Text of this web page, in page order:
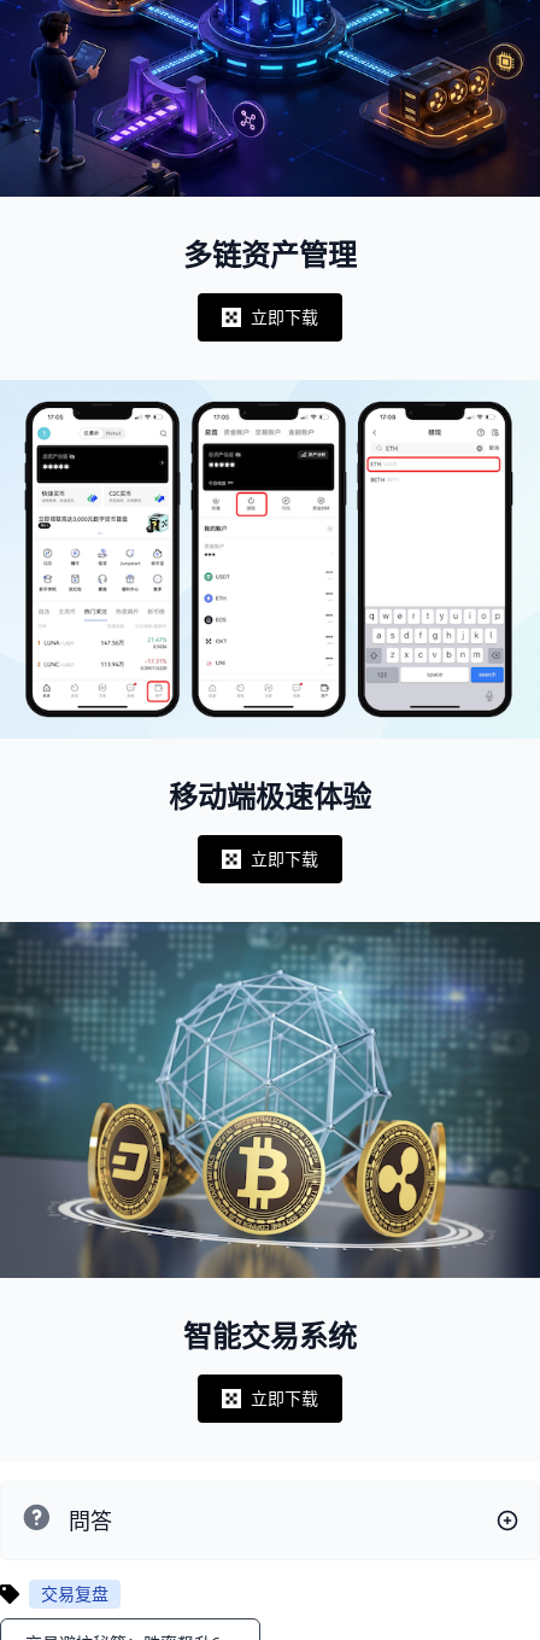
多链资产管理
Notifications
立即下载
移动端极速体验
Notifications
立即下载
智能交易系统
Notifications
立即下载
問答
交易复盘